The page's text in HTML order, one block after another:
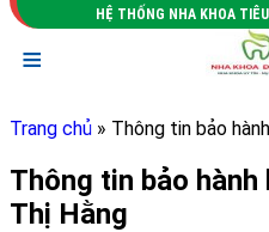
HỆ THỐNG NHA KHOA
≡
Trang chủ » Thông tin bảo
Thông tin bảo hành
Thị Hằng